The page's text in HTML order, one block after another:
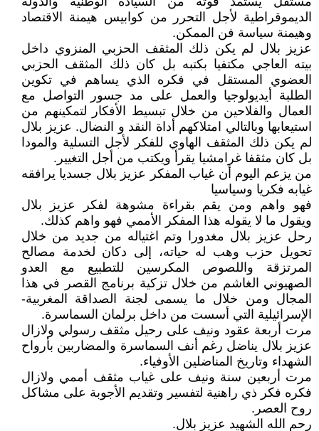
الديموقراطية لأجل التحرر من كوابيس هيمنة الاقتصاد
وهيمنة سياسة فن الممكن.
عزيز بلال لم يكن ذلك المثقف الحزبي المنزوي داخل
بيته العاجي مكتفيا بكتبه بل كان ذلك المثقف الحزبي
العضوي المستقل في فكره الذي يساهم في تكوين
الطلبة أيديولوجيا والعمل على مد جسور التواصل مع
العمال والفلاحين من خلال تبسيط الأفكار لتمكينهم من
استيعابها وبالتالي امتلاكهم أداة النقد و النضال. عزيز بلال
لم يكن ذلك المثقف الهاوي للفكر لأجل التسلية والمودا
بل كان مثقفا غرامشيا يقرأ ويكتب من أجل التغيير.
من يزعم اليوم أن غياب المفكر عزيز بلال جسديا يرافقه
غيابه فكريا وسياسيا
فهو واهم ومن يقم بقراءة مشوهة لفكر عزيز بلال
ويقول ما لا يقوله هذا المفكر الأممي فهو واهم كذلك.
رحل عزيز بلال مغدورا وتم اغتياله من جديد من خلال
تحويل حزب وهب له حياته، إلى دكان لخدمة مصالح
المرتزقة واللصوص المكرسين للتطبيع مع العدو
الصهيوني الغاشم من خلال تزكية برنامج القصر في هذا
المجال ومن خلال ما يسمى لجنة الصداقة المغربية-
الإسرائيلية التي أسست من داخل برلمان السماسرة.
مرت أربعة عقود ونيف على رحيل مثقف رسولي ولازال
عزيز بلال يناضل رغم أنف السماسرة والمضاربين بأرواح
الشهداء وتاريخ المناضلين الأوفياء.
مرت أربعين سنة ونيف على غياب مثقف أممي ولازال
فكره فكر ذي راهنية لتفسير وتقديم الأجوبة على مشاكل
روح العصر.
رحم الله الشهيد عزيز بلال.